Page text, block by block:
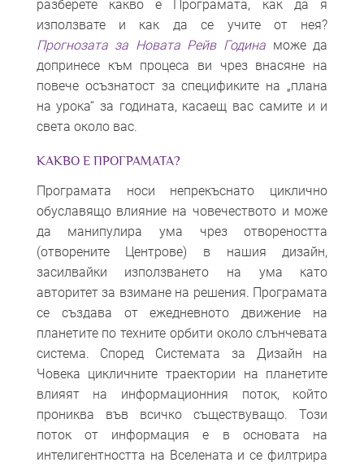
разберете какво е Програмата, как да я
използвате и как да се учите от нея?
Прогнозата за Новата Рейв Година може да
допринесе към процеса ви чрез внасяне на
повече осъзнатост за спецификите на „плана
на урока“ за годината, касаещ вас самите и и
света около вас.
КАКВО Е ПРОГРАМАТА?
Програмата носи непрекъснато циклично
обуславящо влияние на човечеството и може
да манипулира ума чрез отвореността
(отворените Центрове) в нашия дизайн,
засилвайки използването на ума като
авторитет за взимане на решения. Програмата
се създава от ежедневното движение на
планетите по техните орбити около слънчевата
система. Според Системата за Дизайн на
Човека цикличните траектории на планетите
влияят на информационния поток, който
прониква във всичко съществуващо. Този
поток от информация е в основата на
интелигентността на Вселената и се филтрира